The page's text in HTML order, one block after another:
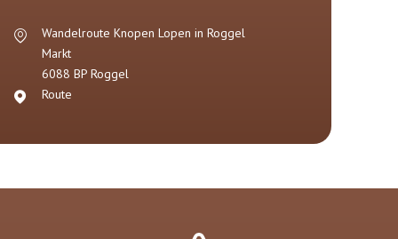
Wandelroute Knopen Lopen in Roggel
Markt
6088 BP Roggel
Route